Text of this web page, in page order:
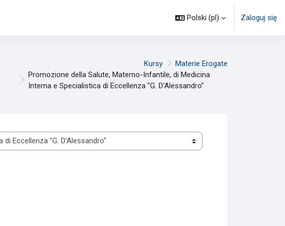
Polski ‎(pl)‎ Zaloguj się
Kursy
Materie Erogate
Promozione della Salute, Materno-Infantile, di Medicina
Interna e Specialistica di Eccellenza "G. D'Alessandro"